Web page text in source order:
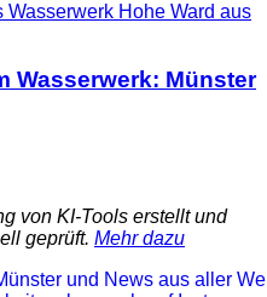
Wasserwerk: Münster
von KI-Tools erstellt und
geprüft. Mehr dazu